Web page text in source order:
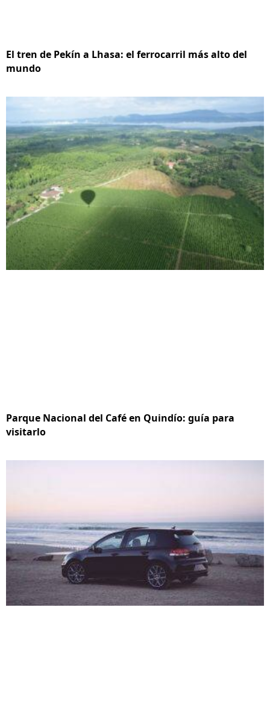
El tren de Pekín a Lhasa: el ferrocarril más alto del
mundo
Parque Nacional del Café en Quindío: guía para
visitarlo